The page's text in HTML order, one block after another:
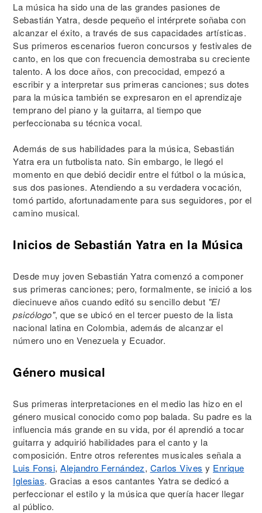
La música ha sido una de las grandes pasiones de
Sebastián Yatra, desde pequeño el intérprete soñaba con
alcanzar el éxito, a través de sus capacidades artísticas.
Sus primeros escenarios fueron concursos y festivales de
canto, en los que con frecuencia demostraba su creciente
talento. A los doce años, con precocidad, empezó a
escribir y a interpretar sus primeras canciones; sus dotes
para la música también se expresaron en el aprendizaje
temprano del piano y la guitarra, al tiempo que
perfeccionaba su técnica vocal.
Además de sus habilidades para la música, Sebastián
Yatra era un futbolista nato. Sin embargo, le llegó el
momento en que debió decidir entre el fútbol o la música,
sus dos pasiones. Atendiendo a su verdadera vocación,
tomó partido, afortunadamente para sus seguidores, por el
camino musical.
Inicios de Sebastián Yatra en la Música
Desde muy joven Sebastián Yatra comenzó a componer
sus primeras canciones; pero, formalmente, se inició a los
diecinueve años cuando editó su sencillo debut "El
psicólogo", que se ubicó en el tercer puesto de la lista
nacional latina en Colombia, además de alcanzar el
número uno en Venezuela y Ecuador.
Género musical
Sus primeras interpretaciones en el medio las hizo en el
género musical conocido como pop balada. Su padre es la
influencia más grande en su vida, por él aprendió a tocar
guitarra y adquirió habilidades para el canto y la
composición. Entre otros referentes musicales señala a
Luis Fonsi, Alejandro Fernández, Carlos Vives y Enrique
Iglesias. Gracias a esos cantantes Yatra se dedicó a
perfeccionar el estilo y la música que quería hacer llegar
al público.